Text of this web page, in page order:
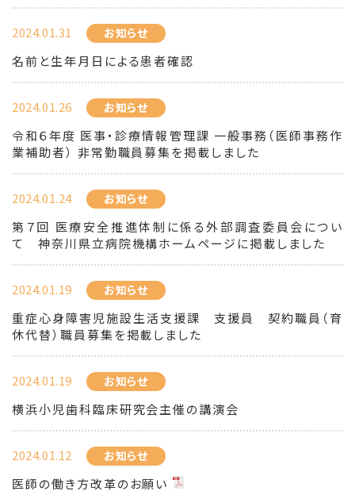
2024.01.31 お知らせ
名前と生年月日による患者確認
2024.01.26 お知らせ
令和６年度 医事・診療情報管理課 一般事務（医師事務作
業補助者） 非常勤職員募集を掲載しました
2024.01.24 お知らせ
第７回 医療安全推進体制に係る外部調査委員会につい
て 神奈川県立病院機構ホームページに掲載しました
2024.01.19 お知らせ
重症心身障害児施設生活支援課 支援員 契約職員（育
休代替）職員募集を掲載しました
2024.01.19 お知らせ
横浜小児歯科臨床研究会主催の講演会
2024.01.12 お知らせ
医師の働き方改革のお願い